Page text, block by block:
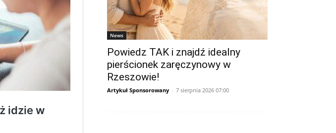
News
Powiedz TAK i znajdź idealny
pierścionek zaręczynowy w
Rzeszowie!
Artykuł Sponsorowany - 7 sierpnia 2026 07:00